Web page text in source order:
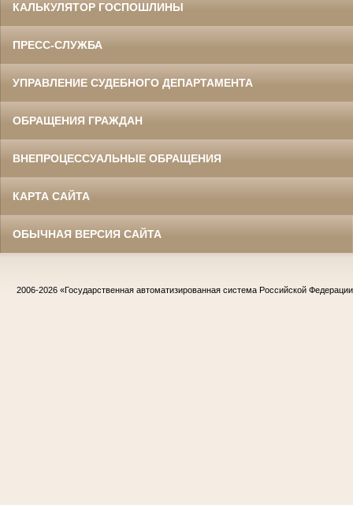
КАЛЬКУЛЯТОР ГОСПОШЛИНЫ
ПРЕСС-СЛУЖБА
УПРАВЛЕНИЕ СУДЕБНОГО ДЕПАРТАМЕНТА
ОБРАЩЕНИЯ ГРАЖДАН
ВНЕПРОЦЕССУАЛЬНЫЕ ОБРАЩЕНИЯ
КАРТА САЙТА
ОБЫЧНАЯ ВЕРСИЯ САЙТА
2006-2026 «Государственная автоматизированная система Российской